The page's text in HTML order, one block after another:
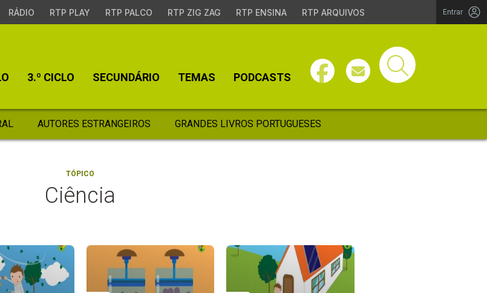
RÁDIO RTP PLAY RTP PALCO RTP ZIG ZAG RTP ENSINA RTP ARQUIVOS Entrar
3.º CICLO SECUNDÁRIO TEMAS PODCASTS
AUTORES ESTRANGEIROS GRANDES LIVROS PORTUGUESES
TÓPICO
Ciência